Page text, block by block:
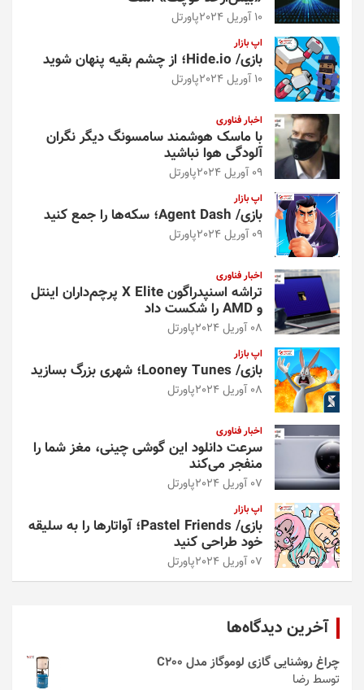
10 آوریل 2024 پاورتل
اپ بازار
بازی/ Hide.io؛ از چشم بقیه پنهان شوید
10 آوریل 2024 پاورتل
اخبار فناوری
با ماسک هوشمند سامسونگ دیگر نگران
آلودگی هوا نباشید
09 آوریل 2024 پاورتل
اپ بازار
بازی/ Agent Dash؛ سکه‌ها را جمع کنید
09 آوریل 2024 پاورتل
اخبار فناوری
تراشه اسنپدراگون X Elite پرچم‌داران اینتل
و AMD را شکست داد
08 آوریل 2024 پاورتل
اپ بازار
بازی/ Looney Tunes؛ شهری بزرگ بسازید
08 آوریل 2024 پاورتل
اخبار فناوری
سرعت دانلود این گوشی چینی، مغز شما را
منفجر می‌کند
07 آوریل 2024 پاورتل
اپ بازار
بازی/ Pastel Friends؛ آواتارها را به سلیقه
خود طراحی کنید
07 آوریل 2024 پاورتل
آخرین دیدگاه‌ها
چراغ روشنایی گازی لوموگاز مدل C200
توسط رضا